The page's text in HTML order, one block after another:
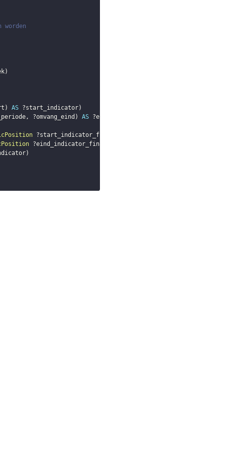
worden
)
) AS ?start_indicator)
, ?omvang_eind ) AS ?eind_indicator
?start_indicator_final
?eind_indicator_final
)